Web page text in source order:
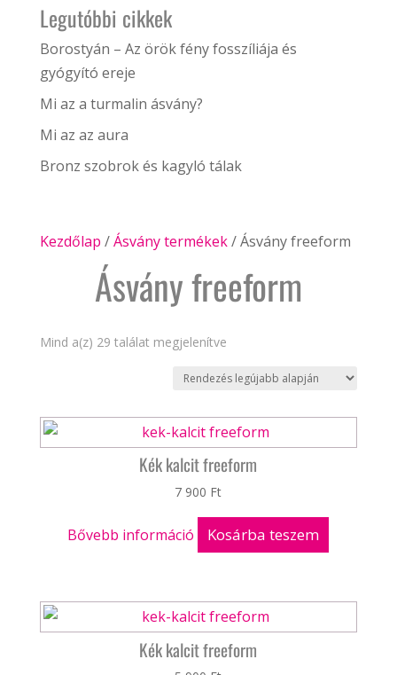
Kezdőlap /Ásvány termékek/ Ásvány freeform
Ásvány freeform
Mind a(z) 29 találat megjelenítveSorted
latest
Kék kalcit freeform
7 900 Ft
Bővebb információ Kosárba teszem
Kék kalcit freeform
Legutóbbi cikkek
Borostyán – Az örök fény fosszíliája és
gyógyító ereje
Mi az a turmalin ásvány?
Mi az az aura
Bronz szobrok és kagyló tálak